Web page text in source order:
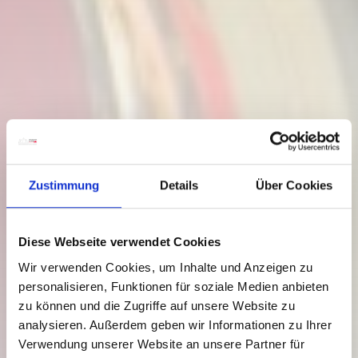
Zustimmung Details Über Cookies
Diese Webseite verwendet Cookies
Wir verwenden Cookies, um Inhalte und Anzeigen zu
personalisieren, Funktionen für soziale Medien anbieten
zu können und die Zugriffe auf unsere Website zu
analysieren. Außerdem geben wir Informationen zu Ihrer
Verwendung unserer Website an unsere Partner für